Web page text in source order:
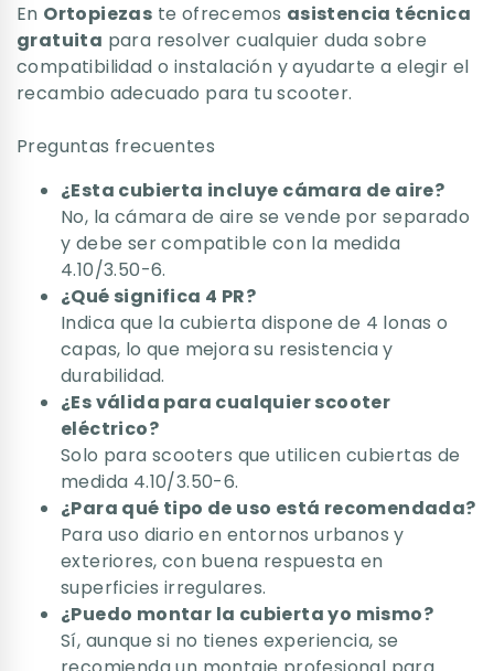
En Ortopiezas te ofrecemos asistencia técnica
gratuita para resolver cualquier duda sobre
compatibilidad o instalación y ayudarte a elegir el
recambio adecuado para tu scooter.
Preguntas frecuentes
¿Esta cubierta incluye cámara de aire?
No, la cámara de aire se vende por separado
y debe ser compatible con la medida
4.10/3.50-6.
¿Qué significa 4 PR?
Indica que la cubierta dispone de 4 lonas o
capas, lo que mejora su resistencia y
durabilidad.
¿Es válida para cualquier scooter
eléctrico?
Solo para scooters que utilicen cubiertas de
medida 4.10/3.50-6.
¿Para qué tipo de uso está recomendada?
Para uso diario en entornos urbanos y
exteriores, con buena respuesta en
superficies irregulares.
¿Puedo montar la cubierta yo mismo?
Sí, aunque si no tienes experiencia, se